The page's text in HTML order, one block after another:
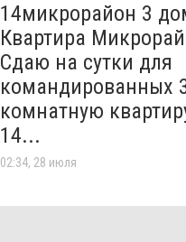
14микрорайон 3
Квартира
Сдаю на сутки для
командированных
комнатную
14...
02:34, 28 июля